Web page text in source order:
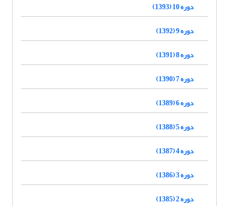
دوره 10 (1393)
دوره 9 (1392)
دوره 8 (1391)
دوره 7 (1390)
دوره 6 (1389)
دوره 5 (1388)
دوره 4 (1387)
دوره 3 (1386)
دوره 2 (1385)